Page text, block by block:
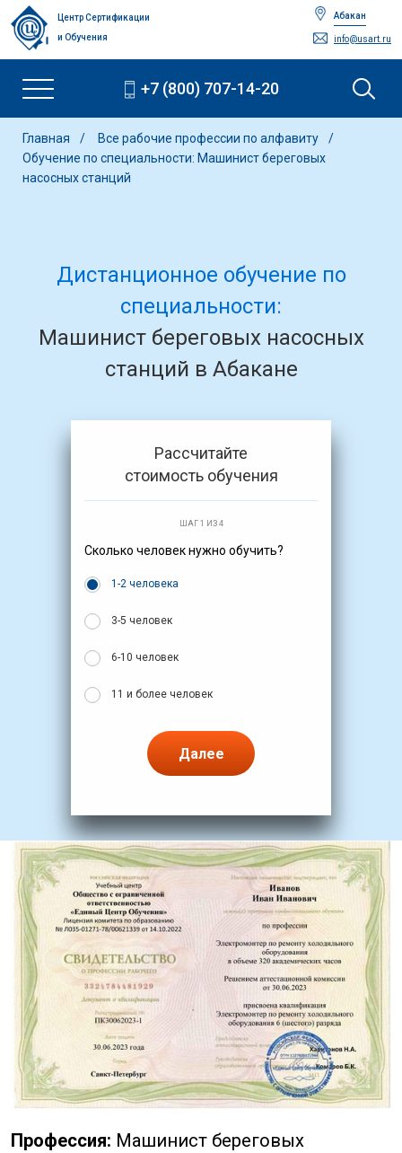
Центр Сертификации
и Обучения
Абакан
info@usart.ru
+7 (800) 707-14-20
Главная
Все рабочие профессии по алфавиту
Обучение по специальности: Машинист береговых
насосных станций
Дистанционное обучение по
специальности:
Машинист береговых насосных
станций в Абакане
Рассчитайте
стоимость обучения
ШАГ 1 ИЗ 4
Сколько человек нужно обучить?
1-2 человека
3-5 человек
6-10 человек
11 и более человек
Далее
Профессия: Машинист береговых